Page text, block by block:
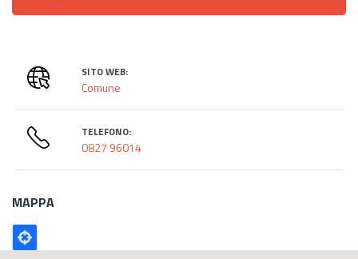
SITO WEB:
Comune
TELEFONO:
0827 96014
MAPPA
Poligono
GEO